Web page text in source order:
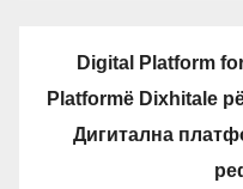
Digital Platform
Platformë Dixhitale
Дигитална